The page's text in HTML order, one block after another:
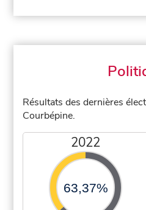
Résultats des dernières
Courbépine.
2022
63,37%